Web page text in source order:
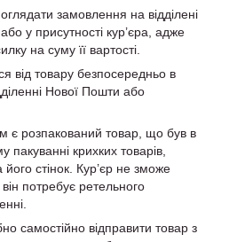
замовлення на відділені
у присутності кур’єра, адже
на суму її вартості.
від товару безпосередньо в
Нової Пошти або
є розпакований товар, що був в
пакуванні крихких товарів,
стінок. Кур’єр не зможе
потребує ретельного
самостійно відправити товар з